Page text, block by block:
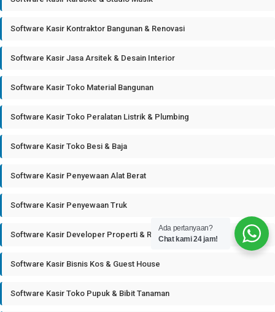
Software Kasir Kontraktor Bangunan & Renovasi
Software Kasir Jasa Arsitek & Desain Interior
Software Kasir Toko Material Bangunan
Software Kasir Toko Peralatan Listrik & Plumbing
Software Kasir Toko Besi & Baja
Software Kasir Penyewaan Alat Berat
Software Kasir Penyewaan Truk
Software Kasir Developer Properti & Real Estate
Software Kasir Bisnis Kos & Guest House
Software Kasir Toko Pupuk & Bibit Tanaman
Ada pertanyaan?
Chat kami 24 jam!